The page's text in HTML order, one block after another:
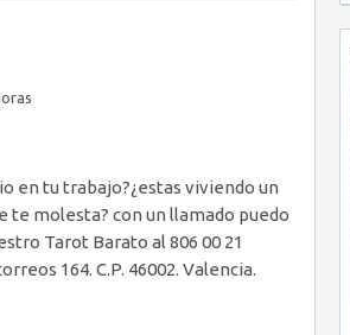
en tu trabajo?¿estas viviendo un
te molesta? con un llamado puedo
Tarot Barato al 806 00 21
164. C.P. 46002. Valencia.